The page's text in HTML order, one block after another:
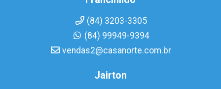
(84) 3203-3305
(84) 99949-9394
vendas2@casanorte.com.br
Jairton